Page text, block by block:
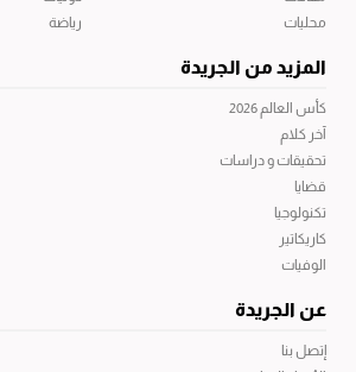
محليات
رياضة
المزيد من الجريدة
كأس العالم 2026
آخر كلام
تحقيقات و دراسات
قضايا
تكنولوجيا
كاريكاتير
الوفيات
عن الجريدة
إتصل بنا